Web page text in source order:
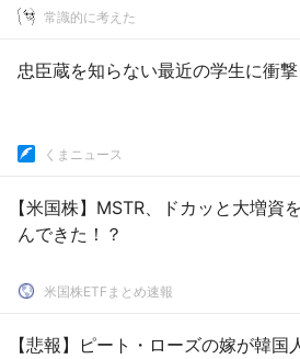
常識的に考えた
忠臣蔵を知らない最近の学生に衝撃
くまニュース
【米国株】MSTR、ドカッと大増資
んできた！？
米国株ETFまとめ速報
【悲報】ピート・ローズの嫁が韓国